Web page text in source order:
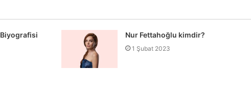
Biyografisi
Nur Fettahoğlu kimdir?
1 Şubat 2023